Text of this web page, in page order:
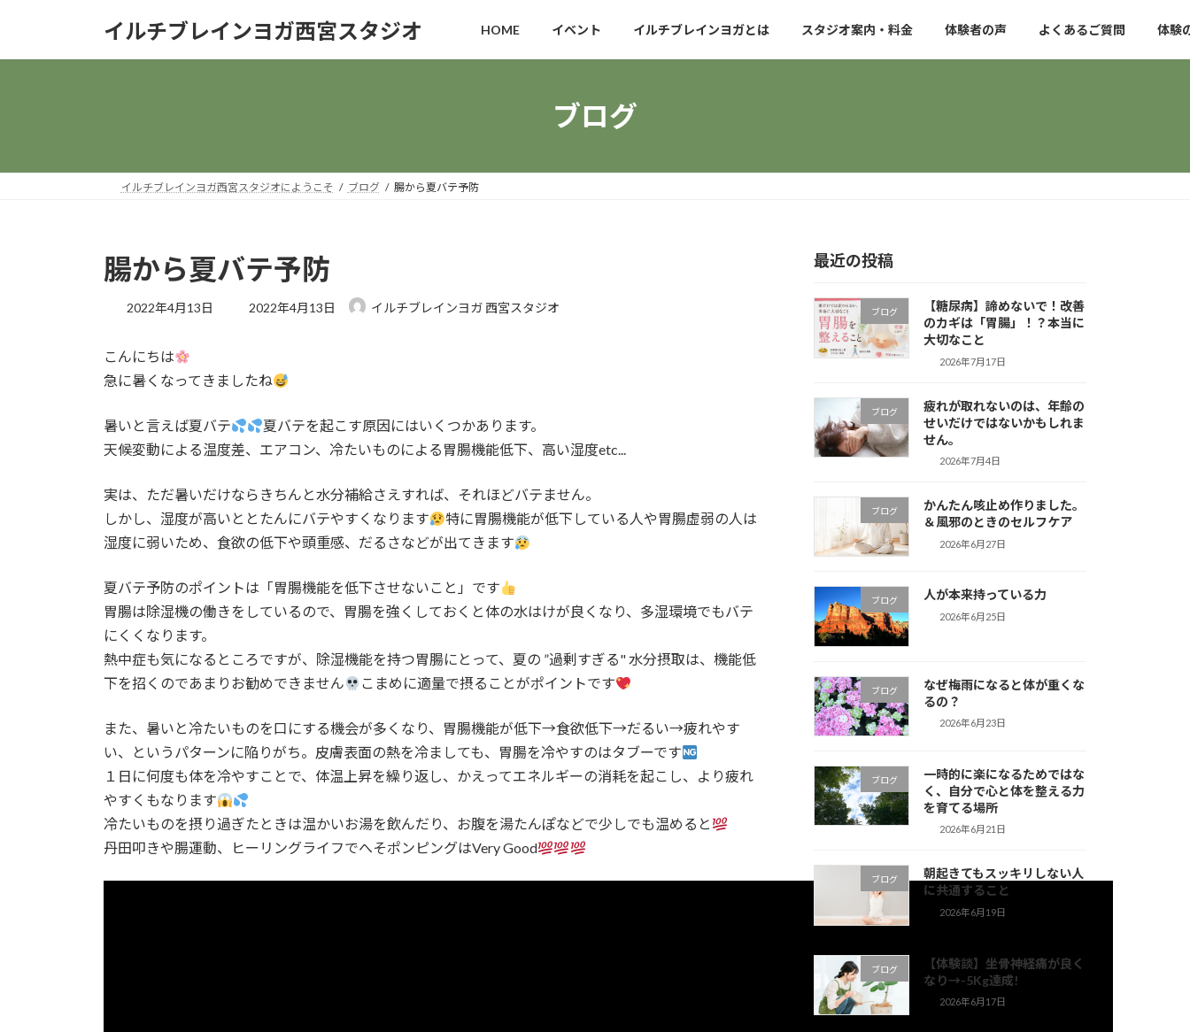
イルチブレインヨガ西宮スタジオ HOME イベント イルチブレインヨガとは スタジオ案内・料金 体験者の声 よくあるご質問 体験
ブログ
イルチブレインヨガ西宮スタジオにようこそ ブログ 腸から夏バテ予防
腸から夏バテ予防
2022年4月13日
最
日
2022年4月13日 イルチブレインヨガ 西宮スタジオ
こんにちは
急に暑くなってきましたね
暑いと言えば夏バテ
夏バテを起こす原因にはいくつかあります。
天候変動による温度差、エアコン、冷たいものによる胃腸機能低下、高い湿度etc...
実は、ただ暑いだけならきちんと水分補給さえすれば、それほどバテません。
しかし、湿度が高いととたんにバテやすくなります
特に胃腸機能が低下している人や胃腸虚弱の人は
湿度に弱いため、食欲の低下や頭重感、だるさなどが出てきます
夏バテ予防のポイントは「胃腸機能を低下させないこと」です
胃腸は除湿機の働きをしているので、胃腸を強くしておくと体の水はけが良くなり、多湿環境でもバテ
にくくなります。
熱中症も気になるところですが、除湿機能を持つ胃腸にとって、夏の ”過剰すぎる" 水分摂取は、機能低
下を招くのであまりお勧めできません
こまめに適量で摂ることがポイントです
また、暑いと冷たいものを口にする機会が多くなり、胃腸機能が低下→食欲低下→だるい→疲れやす
い、というパターンに陥りがち。皮膚表面の熱を冷ましても、胃腸を冷やすのはタブーです
１日に何度も体を冷やすことで、体温上昇を繰り返し、かえってエネルギーの消耗を起こし、より疲れ
やすくもなります
冷たいものを摂り過ぎたときは温かいお湯を飲んだり、お腹を湯たんぽなどで少しでも温めると
丹田叩きや腸運動、ヒーリングライフでへそポンピングはVery Good
最近の投稿
ブログ
【糖尿病】諦めないで！改善
のカギは「胃腸」！？本当に
大切なこと
2026年7月17日
ブログ
疲れが取れないのは、年齢の
せいだけではないかもしれま
せん。
2026年7月4日
ブログ
かんたん咳止め作りました。
＆風邪のときのセルフケア
2026年6月27日
ブログ 人が本来持っている力
2026年6月25日
ブログ
なぜ梅雨になると体が重くな
るの？
2026年6月23日
ブログ
一時的に楽になるためではな
く、自分で心と体を整える力
を育てる場所
2026年6月21日
ブログ
朝起きてもスッキリしない人
に共通すること
2026年6月19日
ブログ
【体験談】坐骨神経痛が良く
なり→-5Kg達成!
2026年6月17日